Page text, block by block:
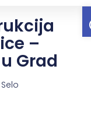
–
Grad